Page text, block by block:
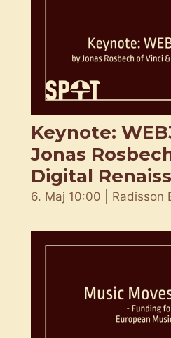
Keynote:
Jonas
Digital
6. Maj 10:00 | Radisson